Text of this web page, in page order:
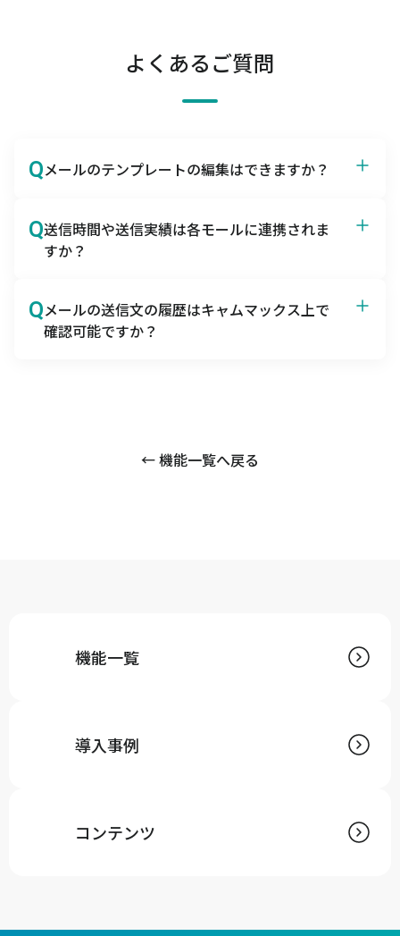
よくあるご質問
Qメールのテンプレートの編集はできますか？
Reply_to の設定が可能です。
Q送信時間や送信実績は各モールに連携されま
すか？
Qメールの送信文の履歴はキャムマックス上で
確認可能ですか？
← 機能一覧へ戻る
機能一覧
導入事例
コンテンツ